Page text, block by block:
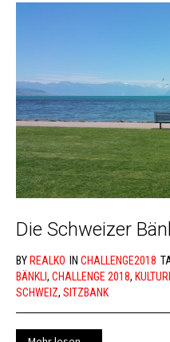
Die Schweizer
BY REALKO IN CHALLENGE2018
BÄNKLI , CHALLENGE 2018,
SCHWEIZ, SITZBANK